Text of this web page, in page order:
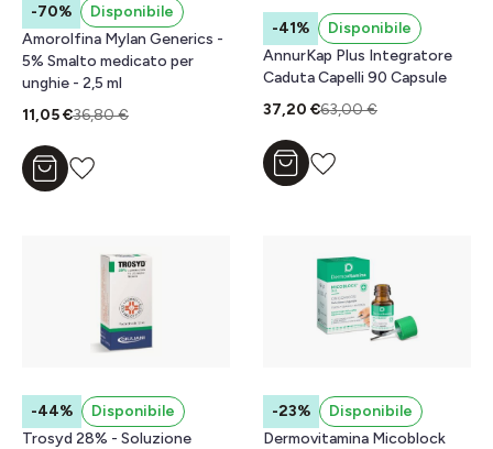
-70%
Disponibile
Amorolfina Mylan Generics -
5% Smalto medicato per
unghie - 2,5 ml
11,05 €36,80 €
Aggiungi al carrello
-41%
Disponibile
AnnurKap Plus Integratore
Caduta Capelli 90 Capsule
37,20 €63,00 €
Aggiungi al carrello
-44%
Disponibile
Trosyd 28% - Soluzione
-23%
Disponibile
Dermovitamina Micoblock